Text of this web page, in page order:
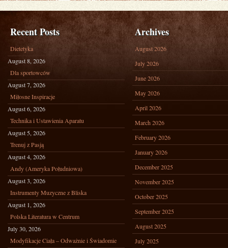
Recent Posts
Dietetyka
August 8, 2026
Dla sportowców
August 7, 2026
Miłosne Inspiracje
August 6, 2026
Technika i Ustawienia Aparatu
August 5, 2026
Trenuj z Pasją
August 4, 2026
Andy (Ameryka Południowa)
August 3, 2026
Instrumenty Muzyczne z Bliska
August 1, 2026
Polska Literatura w Centrum
July 30, 2026
Modyfikacje Ciała – Odważnie i Świadomie
Archives
August 2026
July 2026
June 2026
May 2026
April 2026
March 2026
February 2026
January 2026
December 2025
November 2025
October 2025
September 2025
August 2025
July 2025